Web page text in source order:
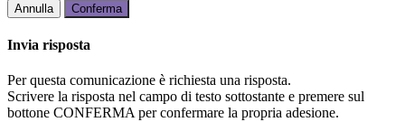
Annulla Conferma
Invia risposta
Per questa comunicazione è richiesta una risposta.
Scrivere la risposta nel campo di testo sottostante e premere sul
bottone CONFERMA per confermare la propria adesione.